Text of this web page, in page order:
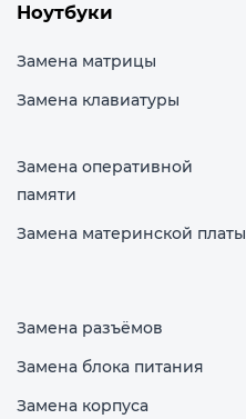
Ноутбуки
Замена матрицы
Замена клавиатуры
Замена оперативной
памяти
Замена материнской платы
Замена разъёмов
Замена блока питания
Замена корпуса